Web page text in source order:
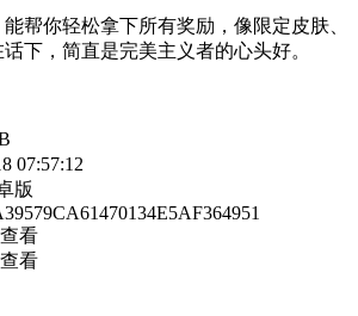
帮你轻松拿下所有奖励，像限定皮肤、
下，简直是完美主义者的心头好。
07:57:12
版
看
看